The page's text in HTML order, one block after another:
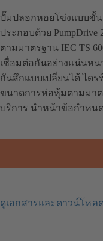
ปั๊มปลอกหอยโข่งแบบขั้
ประกอบด้วย PumpDrive
ตามมาตรฐาน IEC TS
เชื่อมต่อกันอย่างแน่นหน
กันสึกแบบเปลี่ยนได้ ไดร
ขนาดการห่อหุ้มตามมาต
บริการ นำหน้าข้อกำหนด
ดูเอกสารและดาวน์โหล